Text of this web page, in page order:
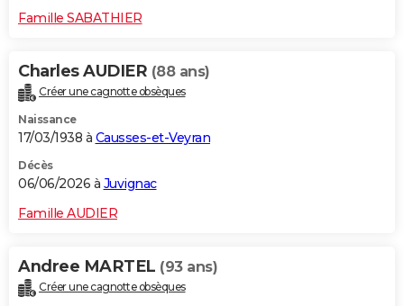
Famille SABATHIER
Charles AUDIER (88 ans)
Créer une cagnotte obsèques
Naissance
17/03/1938 à Causses-et-Veyran
Décès
06/06/2026 à Juvignac
Famille AUDIER
Andree MARTEL (93 ans)
Créer une cagnotte obsèques